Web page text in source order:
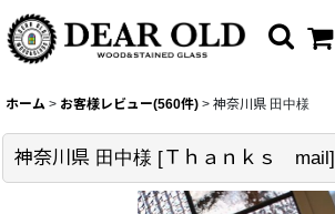
ホーム > お客様レビュー(560件) > 神奈川県 田中様
神奈川県 田中様 [Ｔｈａｎｋｓ mail]